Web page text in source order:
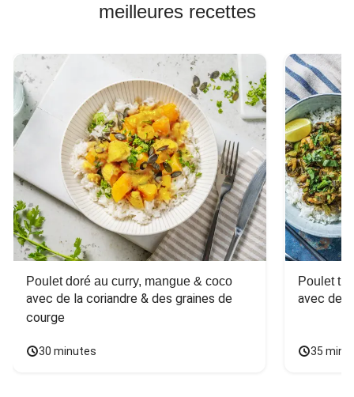
meilleures recettes
Poulet doré au curry, mangue & coco
avec de la coriandre & des graines de
courge
30 minutes
Poulet
avec des
35